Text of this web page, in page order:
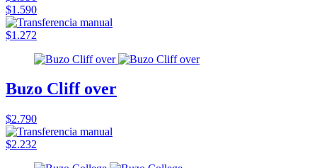
$1.590
$1.272
Buzo Cliff over
$2.790
$2.232